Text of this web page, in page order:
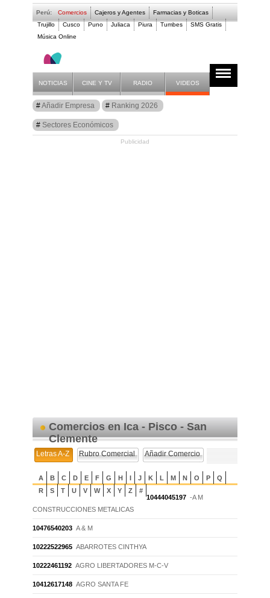
Perú: Comercios Cajeros y Agentes
Farmacias y Boticas
Trujillo
Cusco Puno Juliaca Piura Tumbes
SMS Gratis
Música Online
Comercios en Ica -
Guía
San Clemente
NOTICIAS CINE Y TV RADIO VIDEOS
Añadir Empresa Ranking 2026
Sectores Económicos
Publicidad
Comercios en Ica - Pisco - San
Clemente
Letras A-Z Rubro Comercial Añadir Comercio
A B C D E F G H I J K L M N O P
Q
R
S T U V W X Y Z
#
10444045197 -A M
CONSTRUCCIONES METALICAS
10476540203 A & M
10222522965 ABARROTES CINTHYA
10222461192 AGRO LIBERTADORES M-C-V
10412617148 AGRO SANTA FE